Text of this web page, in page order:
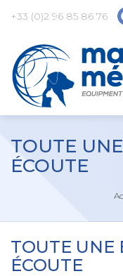
+33 (0)2 96 85 86 76
TOUTE
ÉCOUTE
TOUTE UNE
ÉCOUTE